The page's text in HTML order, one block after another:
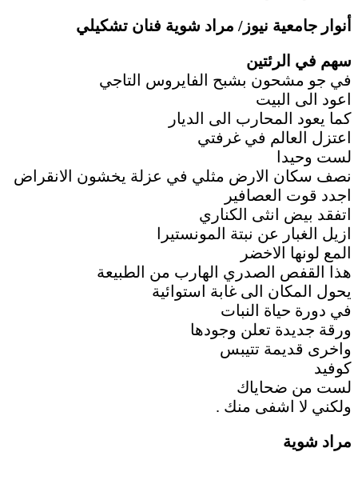
أنوار جامعية نيوز/ مراد شوية فنان تشكيلي
سهم في الرئتين
في جو مشحون بشبح الفايروس التاجي
اعود الى البيت
كما يعود المحارب الى الديار
اعتزل العالم في غرفتي
لست وحيدا
نصف سكان الارض مثلي في عزلة يخشون الانقراض
اجدد قوت العصافير
اتفقد بيض انثى الكناري
ازيل الغبار عن نبتة المونستيرا
المع لونها الاخضر
هذا القفص الصدري الهارب من الطبيعة
يحول المكان الى غابة استوائية
في دورة حياة النبات
ورقة جديدة تعلن وجودها
واخرى قديمة تتيبس
كوفيد
لست من ضحاياك
ولكني لا اشفى منك .
مراد شوية